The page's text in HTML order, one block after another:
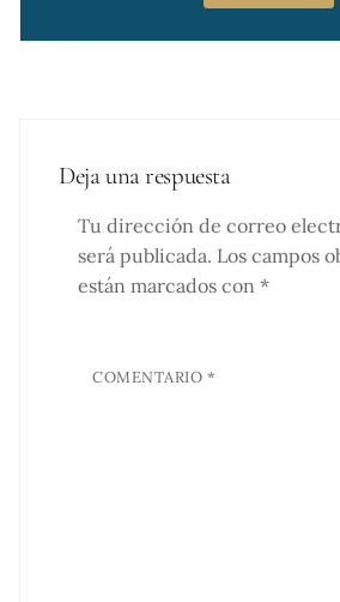
Deja una respuesta
Tu dirección de correo
será publicada. Los campos
están marcados con *
COMENTARIO *